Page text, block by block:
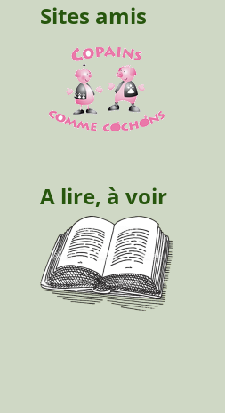
Sites amis
A lire, à voir